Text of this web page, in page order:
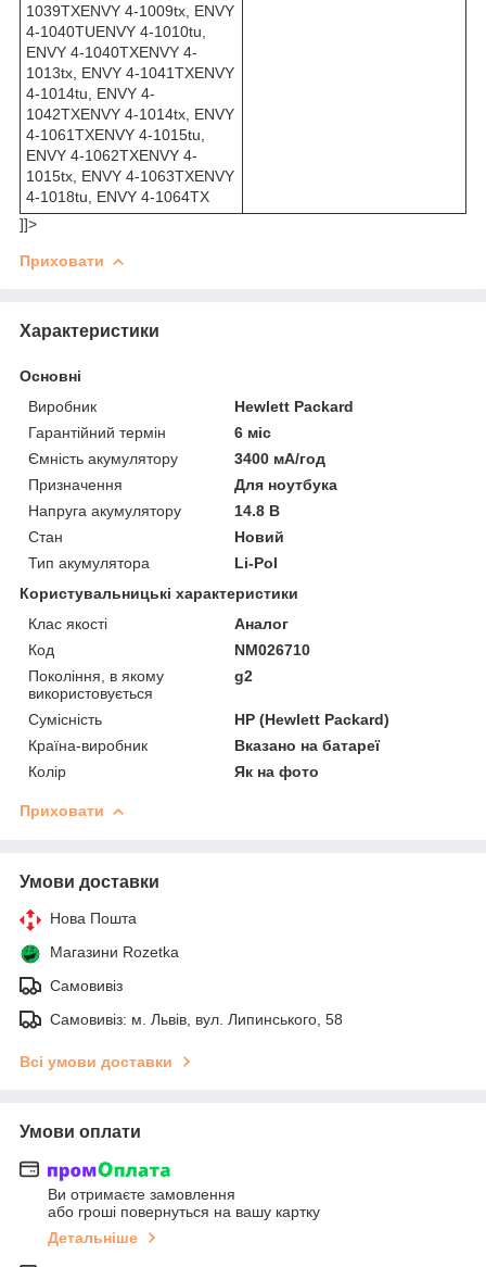
1039TXENVY 4-1009tx, ENVY
4-1040TUENVY 4-1010tu,
ENVY 4-1040TXENVY 4-
1013tx, ENVY 4-1041TXENVY
4-1014tu, ENVY 4-
1042TXENVY 4-1014tx, ENVY
4-1061TXENVY 4-1015tu,
ENVY 4-1062TXENVY 4-
1015tx, ENVY 4-1063TXENVY
4-1018tu, ENVY 4-1064TX
]]>
Приховати
Характеристики
Основні
Виробник
Hewlett Packard
Гарантійний термін
6 міс
Ємність акумулятору
3400 мА/год
Призначення
Для ноутбука
Напруга акумулятору
14.8 В
Стан
Новий
Тип акумулятора
Li-Pol
Користувальницькі характеристики
Клас якості
Аналог
Код
NM026710
Покоління, в якому
використовується
g2
Сумісність
HP (Hewlett Packard)
Країна-виробник
Вказано на батареї
Колір
Як на фото
Приховати
Умови доставки
Нова Пошта
Магазини Rozetka
Самовивіз
Самовивіз: м. Львів, вул. Липинського, 58
Всі умови доставки
Умови оплати
Ви отримаєте замовлення
або гроші повернуться на вашу картку
Детальніше